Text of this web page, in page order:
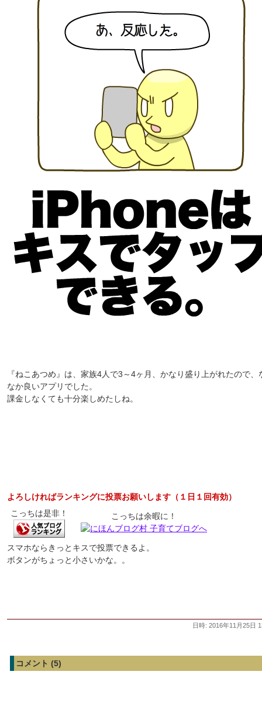
『ねこあつめ』は、家族4人で3～4ヶ月、かなり盛り上がれたので、
なか良いアプリでした。
課金しなくても十分楽しめたしね。
よろしければランキングに投票お願いします（１日１回有効）
こっちは是非！
こっちは余暇に！
スマホならきっとキスで投票できるよ。
ボタンがちょっと小さいかな。。
日時: 2016年11月25日
コメント (5)